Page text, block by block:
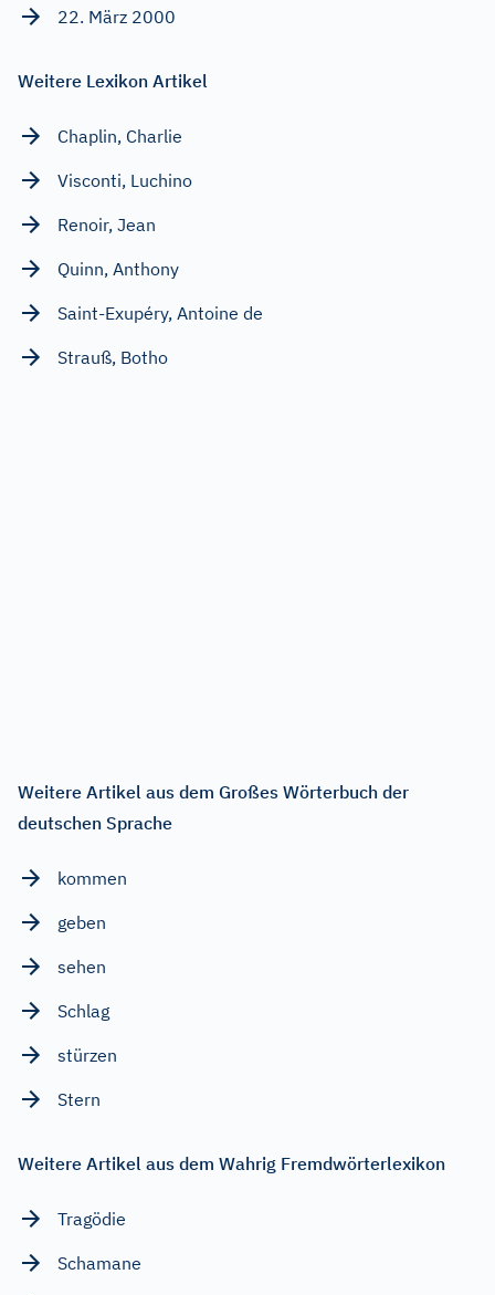
22. März 2000
Weitere Lexikon Artikel
Chaplin, Charlie
Visconti, Luchino
Renoir, Jean
Quinn, Anthony
Saint-Exupéry, Antoine de
Strauß, Botho
Weitere Artikel aus dem Großes Wörterbuch der
deutschen Sprache
kommen
geben
sehen
Schlag
stürzen
Stern
Weitere Artikel aus dem Wahrig Fremdwörterlexikon
Tragödie
Schamane